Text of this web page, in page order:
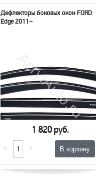
Дефлекторы боковых окон FORD
Edge 2011~
1 820 руб.
< >